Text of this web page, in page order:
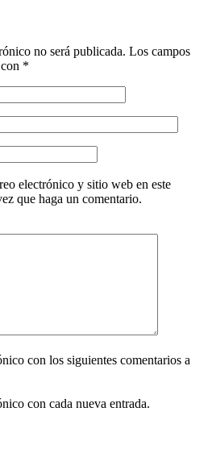
no será publicada. Los campos
*
electrónico y sitio web en este
que haga un comentario.
con los siguientes comentarios a
con cada nueva entrada.